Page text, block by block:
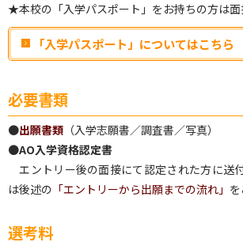
★本校の「入学パスポート」をお持ちの方は面
「入学パスポート」についてはこちら
必要書類
●出願書類 （入学志願書／調査書／写真）
●AO入学資格認定書
エントリー後の面接にて認定された方に送
は後述の 「エントリーから出願までの流れ」
選考料